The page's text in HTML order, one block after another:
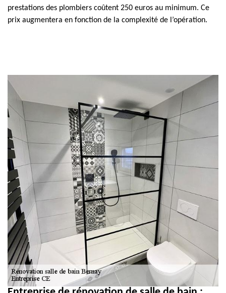
prestations des plombiers coûtent 250 euros au minimum. Ce
prix augmentera en fonction de la complexité de l’opération.